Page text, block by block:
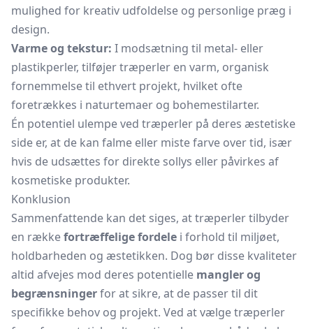
mulighed for kreativ udfoldelse og personlige præg i
design.
Varme og tekstur: I modsætning til metal- eller
plastikperler, tilføjer træperler en varm, organisk
fornemmelse til ethvert projekt, hvilket ofte
foretrækkes i naturtemaer og bohemestilarter.
Én potentiel ulempe ved træperler på deres æstetiske
side er, at de kan falme eller miste farve over tid, især
hvis de udsættes for direkte sollys eller påvirkes af
kosmetiske produkter.
Konklusion
Sammenfattende kan det siges, at træperler tilbyder
en rækkefortræffelige fordele i forhold til miljøet,
holdbarheden og æstetikken. Dog bør disse kvaliteter
altid afvejes mod deres potentielle mangler og
begrænsningerfor at sikre, at de passer til dit
specifikke behov og projekt. Ved at vælge træperler